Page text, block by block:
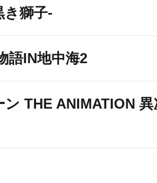
き獅子-
語IN地中海2
THE ANIMATION